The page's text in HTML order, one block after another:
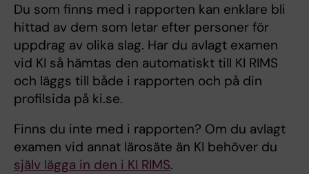
Du som finns med i rapporten kan enklare bli
hittad av dem som letar efter personer för
uppdrag av olika slag. Har du avlagt examen
vid KI så hämtas den automatiskt till KI RIMS
och läggs till både i rapporten och på din
profilsida på ki.se.
Finns du inte med i rapporten? Om du avlagt
examen vid annat lärosäte än KI behöver du
själv lägga in den i KI RIMS.